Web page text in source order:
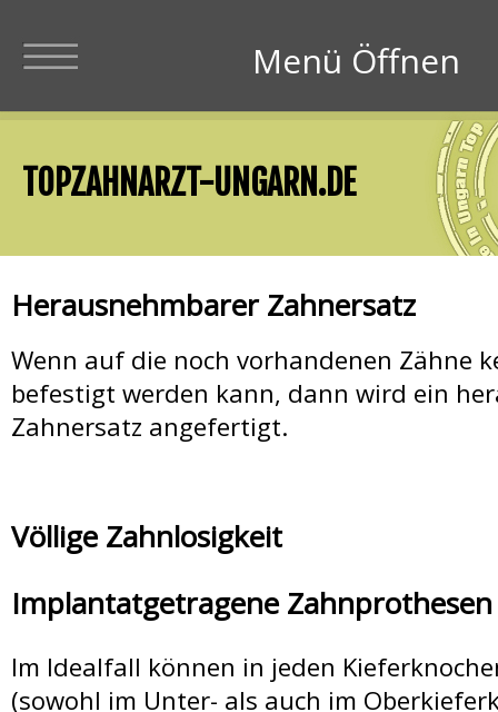
Menü Schliesen
Zahnärzte in
Zahnärzte Preise
Zahnimplantate +
Zahnarzt Suche
Menü Öffnen
TOPZAHNARZT-UNGARN.DE
Herausnehmbarer Zahnersatz
Wenn auf die noch vorhandenen Zähne
befestigt werden kann, dann wird ein
Zahnersatz angefertigt.
Völlige Zahnlosigkeit
Implantatgetragene Zahnprothesen
Im Idealfall können in jeden
(sowohl im Unter- als auch im